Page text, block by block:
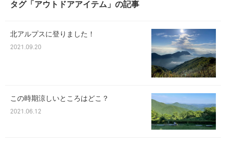
タグ「アウトドアアイテム」の記事
北アルプスに登りました！
2021.09.20
この時期涼しいところはどこ？
2021.06.12